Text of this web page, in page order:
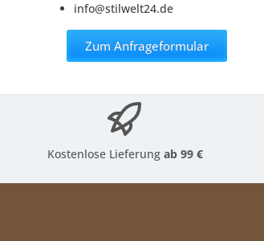
info@stilwelt24.de
Zum Anfrageformular
Kostenlose Lieferungab 99 €